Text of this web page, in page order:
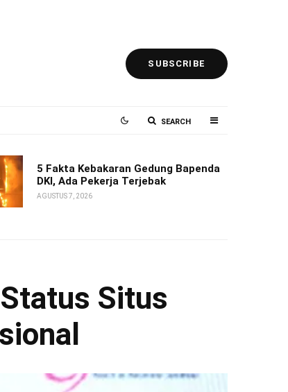
SUBSCRIBE
SEARCH
5 Fakta Kebakaran Gedung Bapenda
DKI, Ada Pekerja Terjebak
AGUSTUS 7, 2026
Situs